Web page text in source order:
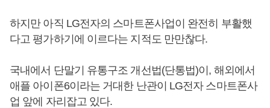
하지만 아직 LG전자의 스마트폰사업이 완전히 부활했
다고 평가하기에 이르다는 지적도 만만찮다.
국내에서 단말기 유통구조 개선법(단통법)이, 해외에서
애플 아이폰6이라는 거대한 난관이 LG전자 스마트폰사
업 앞에 자리잡고 있다.